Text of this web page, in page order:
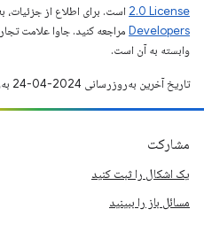
2.0 License است. برای اطلاع از جزئیات،
Developers‏
وابسته به آن است.
تاریخ آخرین به‌روزرسانی 2024-04-24 به‌وقت ساعت هماهنگ جهانی.
مشارکت
یک اشکال را ثبت کنید
مسائل باز را ببینید